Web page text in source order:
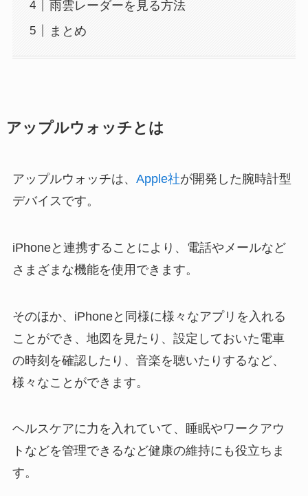
雨雲レーダーを見る方法
まとめ
アップルウォッチとは
アップルウォッチは、 Apple社が開発した腕時計型
デバイスです。
iPhoneと連携することにより、電話やメールなど
さまざまな機能を使用できます。
そのほか、iPhoneと同様に様々なアプリを入れる
ことができ、地図を見たり、設定しておいた電車
の時刻を確認したり、音楽を聴いたりするなど、
様々なことができます。
ヘルスケアに力を入れていて、睡眠やワークアウ
トなどを管理できるなど健康の維持にも役立ちま
す。